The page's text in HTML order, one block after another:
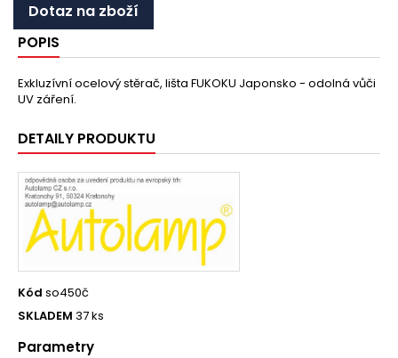
Dotaz na zboží
POPIS
Exkluzívní ocelový stěrač, lišta FUKOKU Japonsko - odolná vůči
UV záření.
DETAILY PRODUKTU
Kód so450č
SKLADEM 37 ks
Parametry